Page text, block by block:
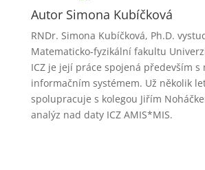
Autor Simona Kubíčková
RNDr. Simona Kubíčková, Ph.D.
Matematicko-fyzikální fakultu
ICZ je její práce spojená především s
informačním systémem. Už několik
spolupracuje s kolegou Jiřím
analýz nad daty ICZ AMIS*MIS.